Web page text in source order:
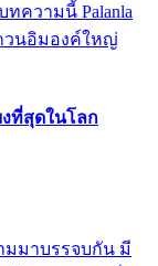
ความนี้ Palanla
วนอิมองค์ใหญ่
ที่สุดในโลก
มมาบรรจบกัน มี